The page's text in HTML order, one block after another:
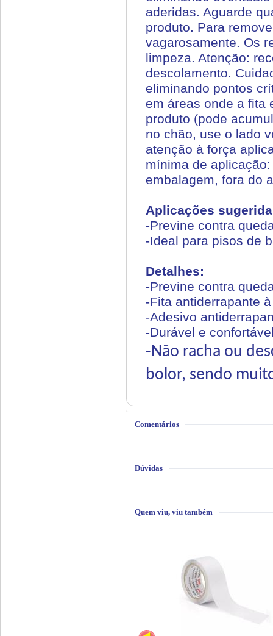
aderidas. Aguarde
produto. Para
vagarosamente. Os
limpeza. Atenção:
descolamento.
eliminando pontos
em áreas onde a fita
produto (pode
no chão, use o lado
atenção à força
mínima de
embalagem, fora do
Aplicações
-Previne contra
-Ideal para pisos de
Detalhes:
-Previne contra
-Fita antiderrapante
-Adesivo
-Durável e
-Não racha ou
bolor, sendo
Comentários
Dúvidas
Quem viu, viu também